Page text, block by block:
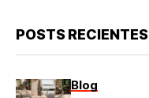
POSTS RECIENTES
Blog